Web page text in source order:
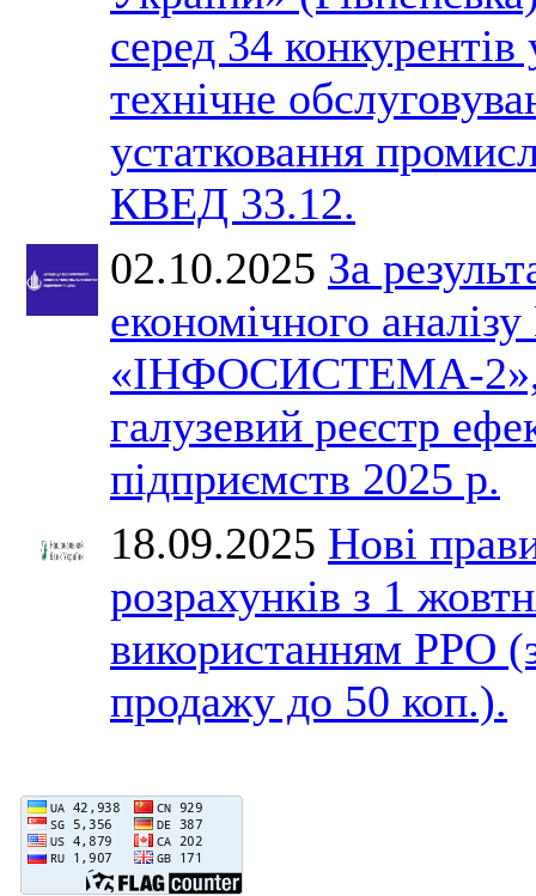
серед 34 конкурентів
технічне
устатковання
КВЕД 33.12.
02.10.2025 За
економічного
«ІНФОСИСТЕМА-2»,
галузевий реєстр
підприємств 2025 р.
18.09.2025 Нові
розрахунків з 1
використанням РРО
продажу до 50 коп.).